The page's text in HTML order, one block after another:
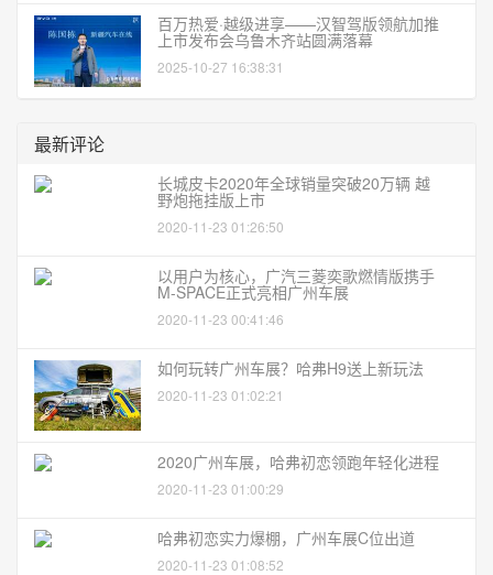
百万热爱·越级进享——汉智驾版领航加推
上市发布会乌鲁木齐站圆满落幕
2025-10-27 16:38:31
最新评论
长城皮卡2020年全球销量突破20万辆 越
野炮拖挂版上市
2020-11-23 01:26:50
以用户为核心，广汽三菱奕歌燃情版携手
M-SPACE正式亮相广州车展
2020-11-23 00:41:46
如何玩转广州车展？哈弗H9送上新玩法
2020-11-23 01:02:21
2020广州车展，哈弗初恋领跑年轻化进程
2020-11-23 01:00:29
哈弗初恋实力爆棚，广州车展C位出道
2020-11-23 01:08:52